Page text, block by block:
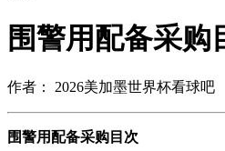
围警用配备采购
作者： 2026美加墨世界杯看球吧
围警用配备采购目次